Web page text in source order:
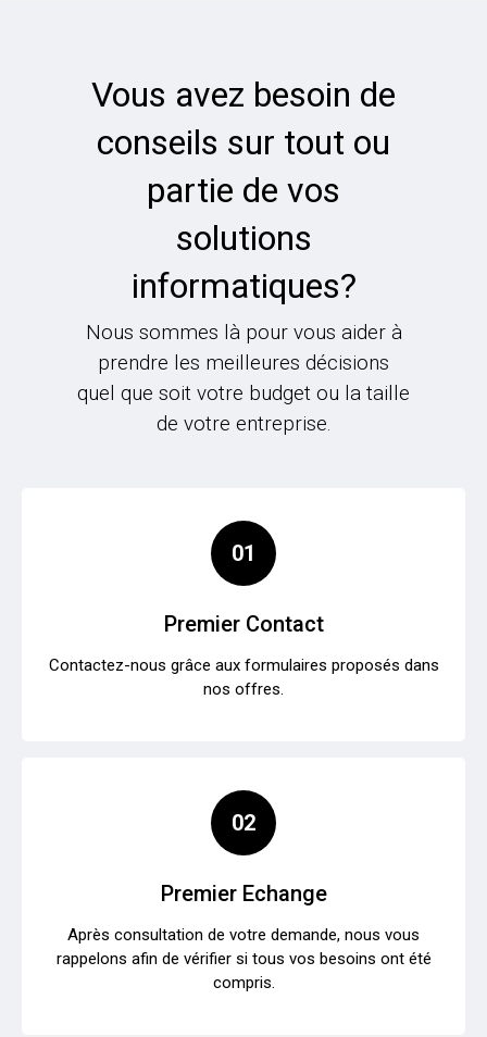
Vous avez besoin de
conseils sur tout ou
partie de vos
solutions
informatiques?
Nous sommes là pour vous aider à
prendre les meilleures décisions
quel que soit votre budget ou la taille
de votre entreprise.
01
Premier Contact
Contactez-nous grâce aux formulaires proposés dans
nos offres.
02
Premier Echange
Après consultation de votre demande, nous vous
rappelons afin de vérifier si tous vos besoins ont été
compris.